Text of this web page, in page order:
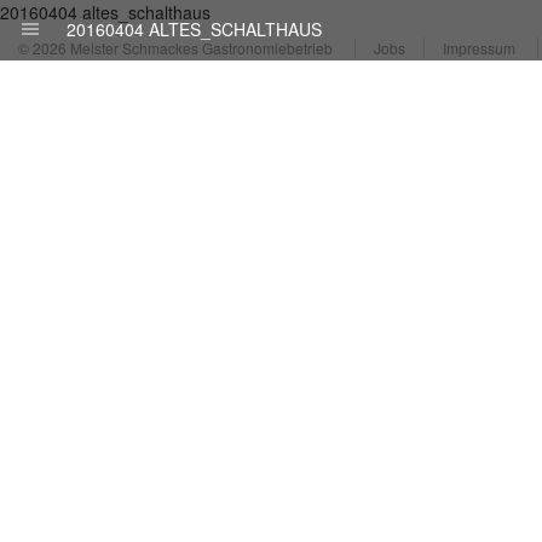
20160404 ALTES_SCHALTHAUS
20160404 altes_schalthaus
© 2026 Meister Schmackes Gastronomiebetrieb Jobs Impressum